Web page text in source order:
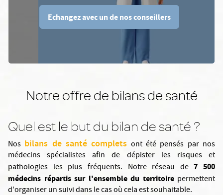
Echangez avec un de nos conseillers
Notre offre de bilans de santé
Quel est le but du bilan de santé ?
Nos bilans de santé complets ont été pensés par nos
médecins spécialistes afin de dépister les risques et
pathologies les plus fréquents. Notre réseau de7 500
médecins répartis sur l'ensemble du territoirepermettent
d'organiser un suivi dans le cas où cela est souhaitable.